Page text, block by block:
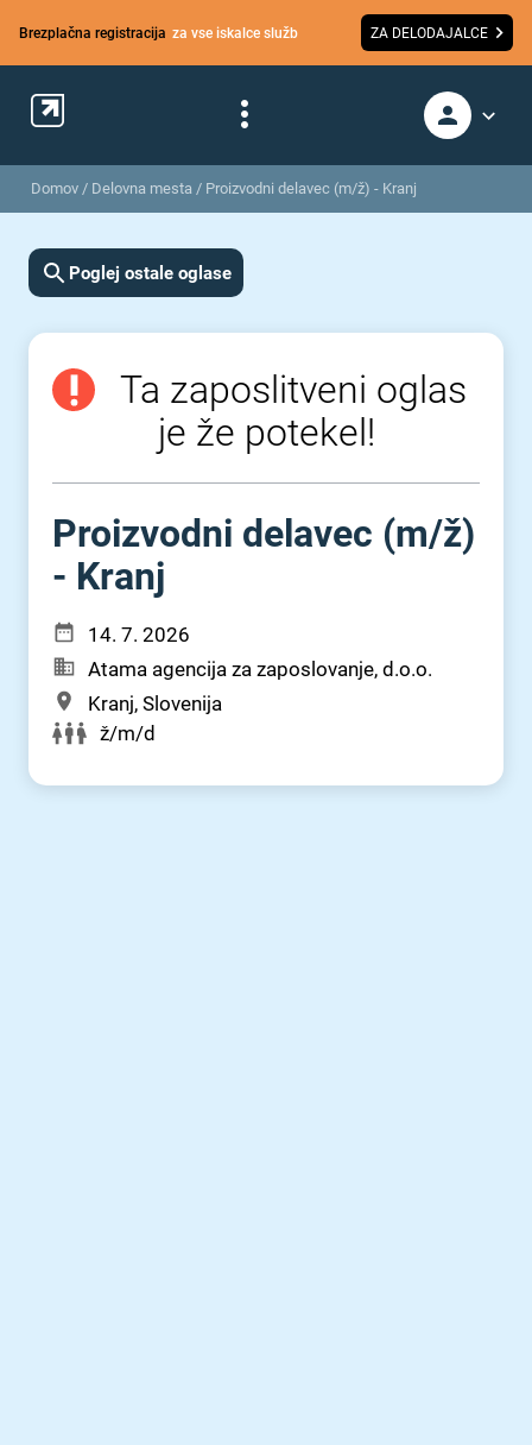
Brezplačna registracija za vse iskalce služb ZA DELODAJALCE
Domov / Delovna mesta / Proizvodni delavec (m/ž) - Kranj
Poglej ostale oglase
Ta zaposlitveni oglas
je že potekel!
Proizvodni delavec (m⁠/⁠ž)
- Kranj
14. 7. 2026
Atama agencija za zaposlovanje, d.o.o.
Kranj, Slovenija
ž/m/d